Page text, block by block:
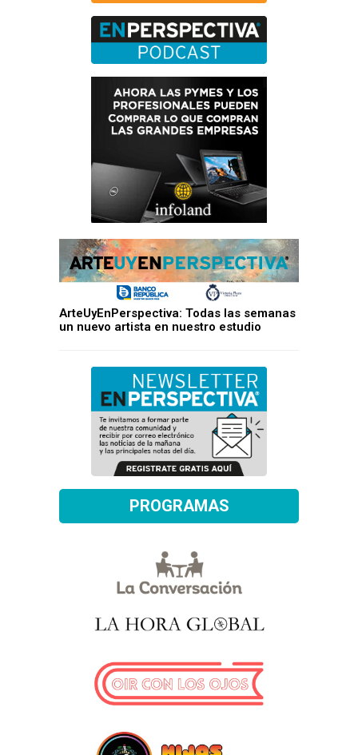
ArteUyEnPerspectiva: Todas las semanas
un nuevo artista en nuestro estudio
PROGRAMAS